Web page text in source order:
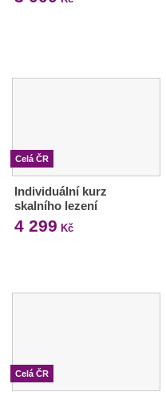
Celá ČR
Individuální kurz
skalního lezení
4 299 Kč
Celá ČR